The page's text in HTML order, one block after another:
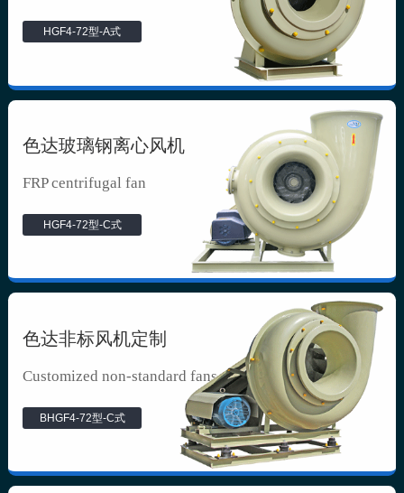
HGF4-72型-A式
色达玻璃钢离心风机
FRP centrifugal fan
HGF4-72型-C式
色达非标风机定制
Customized non-standard fans
BHGF4-72型-C式